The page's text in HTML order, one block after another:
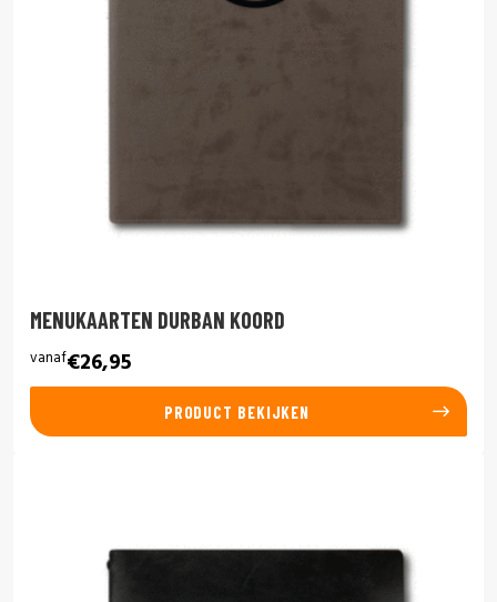
MENUKAARTEN DURBAN KOORD
vanaf€26,95
PRODUCT BEKIJKEN